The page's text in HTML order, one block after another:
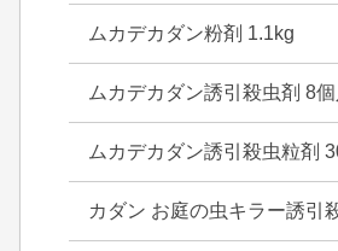
ムカデカダン粉剤 1.1kg
ムカデカダン誘引殺虫剤 8個
ムカデカダン誘引殺虫粒剤
カダン お庭の虫キラー誘引